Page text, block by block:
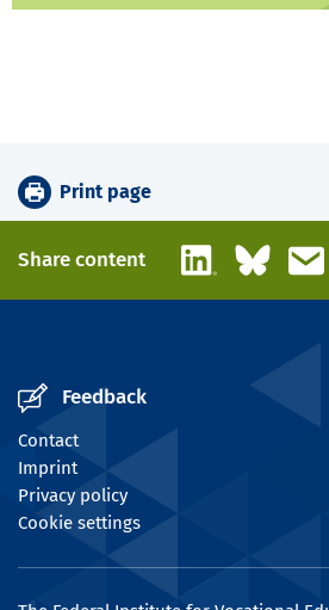
Print page
Share content LinkedInBluesky
Feedback
Contact
Imprint
Privacy policy
Cookie settings